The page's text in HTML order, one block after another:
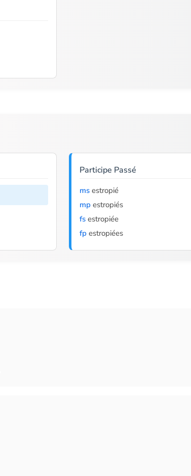
Participe Passé
msestropié
mpestropiés
fsestropiée
fpestropiées